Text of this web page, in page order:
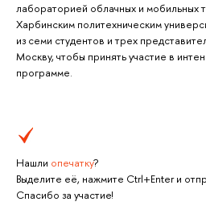
лабораторией облачных и мобильных
Харбинским политехническим
из семи студентов и трех
Москву, чтобы принять участие в
программе.
Нашли опечатку?
Выделите её, нажмите Ctrl+Enter и
Спасибо за участие!